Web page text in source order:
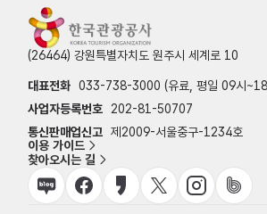
(26464) 강원특별자치도 원주시 세계로 10
대표전화 033-738-3000 (유료, 평일 09시
사업자등록번호
202-81-50707
통신판매업신고 제2009-서울중구-1234호
이용 가이드
찾아오시는 길